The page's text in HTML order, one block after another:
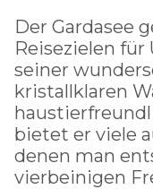
Der Gardasee
Reisezielen
seiner
kristallklaren
bietet er viele
denen man
vierbeinigen